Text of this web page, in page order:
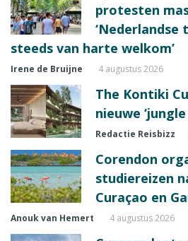
protesten
steeds van harte welkom’
Irene de Bruijne 4 augustus 2026
The Kontiki
nieuwe
Redactie Reisbizz
Corendon
studiereizen
Curaçao en
Anouk van Hemert 4 augustus 2026